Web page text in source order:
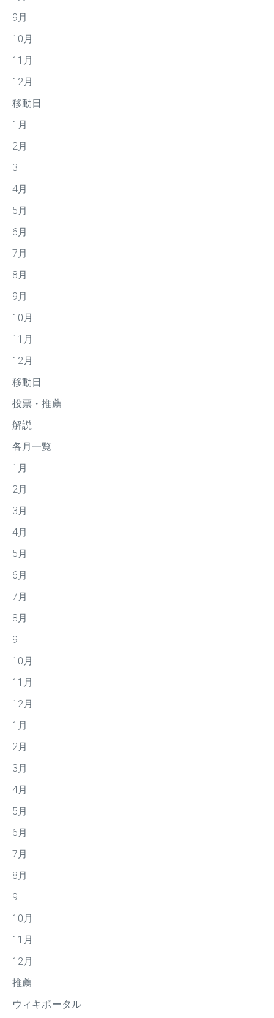
9月
10月
11月
12月
移動日
1月
2月
3
4月
5月
6月
7月
8月
9月
10月
11月
12月
移動日
投票・推薦
解説
各月一覧
1月
2月
3月
4月
5月
6月
7月
8月
9
10月
11月
12月
1月
2月
3月
4月
5月
6月
7月
8月
9
10月
11月
12月
推薦
ウィキポータル